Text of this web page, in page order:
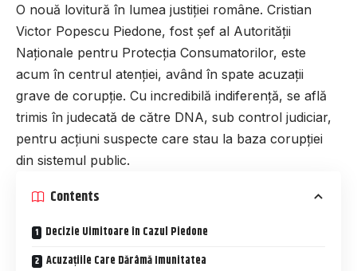
O nouă lovitură în lumea justiției române. Cristian
Victor Popescu Piedone, fost șef al Autorității
Naționale pentru Protecția Consumatorilor, este
acum în centrul atenției, având în spate acuzații
grave de corupție. Cu incredibilă indiferență, se află
trimis în judecată de către DNA, sub control judiciar,
pentru acțiuni suspecte care stau la baza corupției
din sistemul public.
Contents
Decizie Uimitoare în Cazul Piedone
Acuzațiile Care Dărâmă Imunitatea